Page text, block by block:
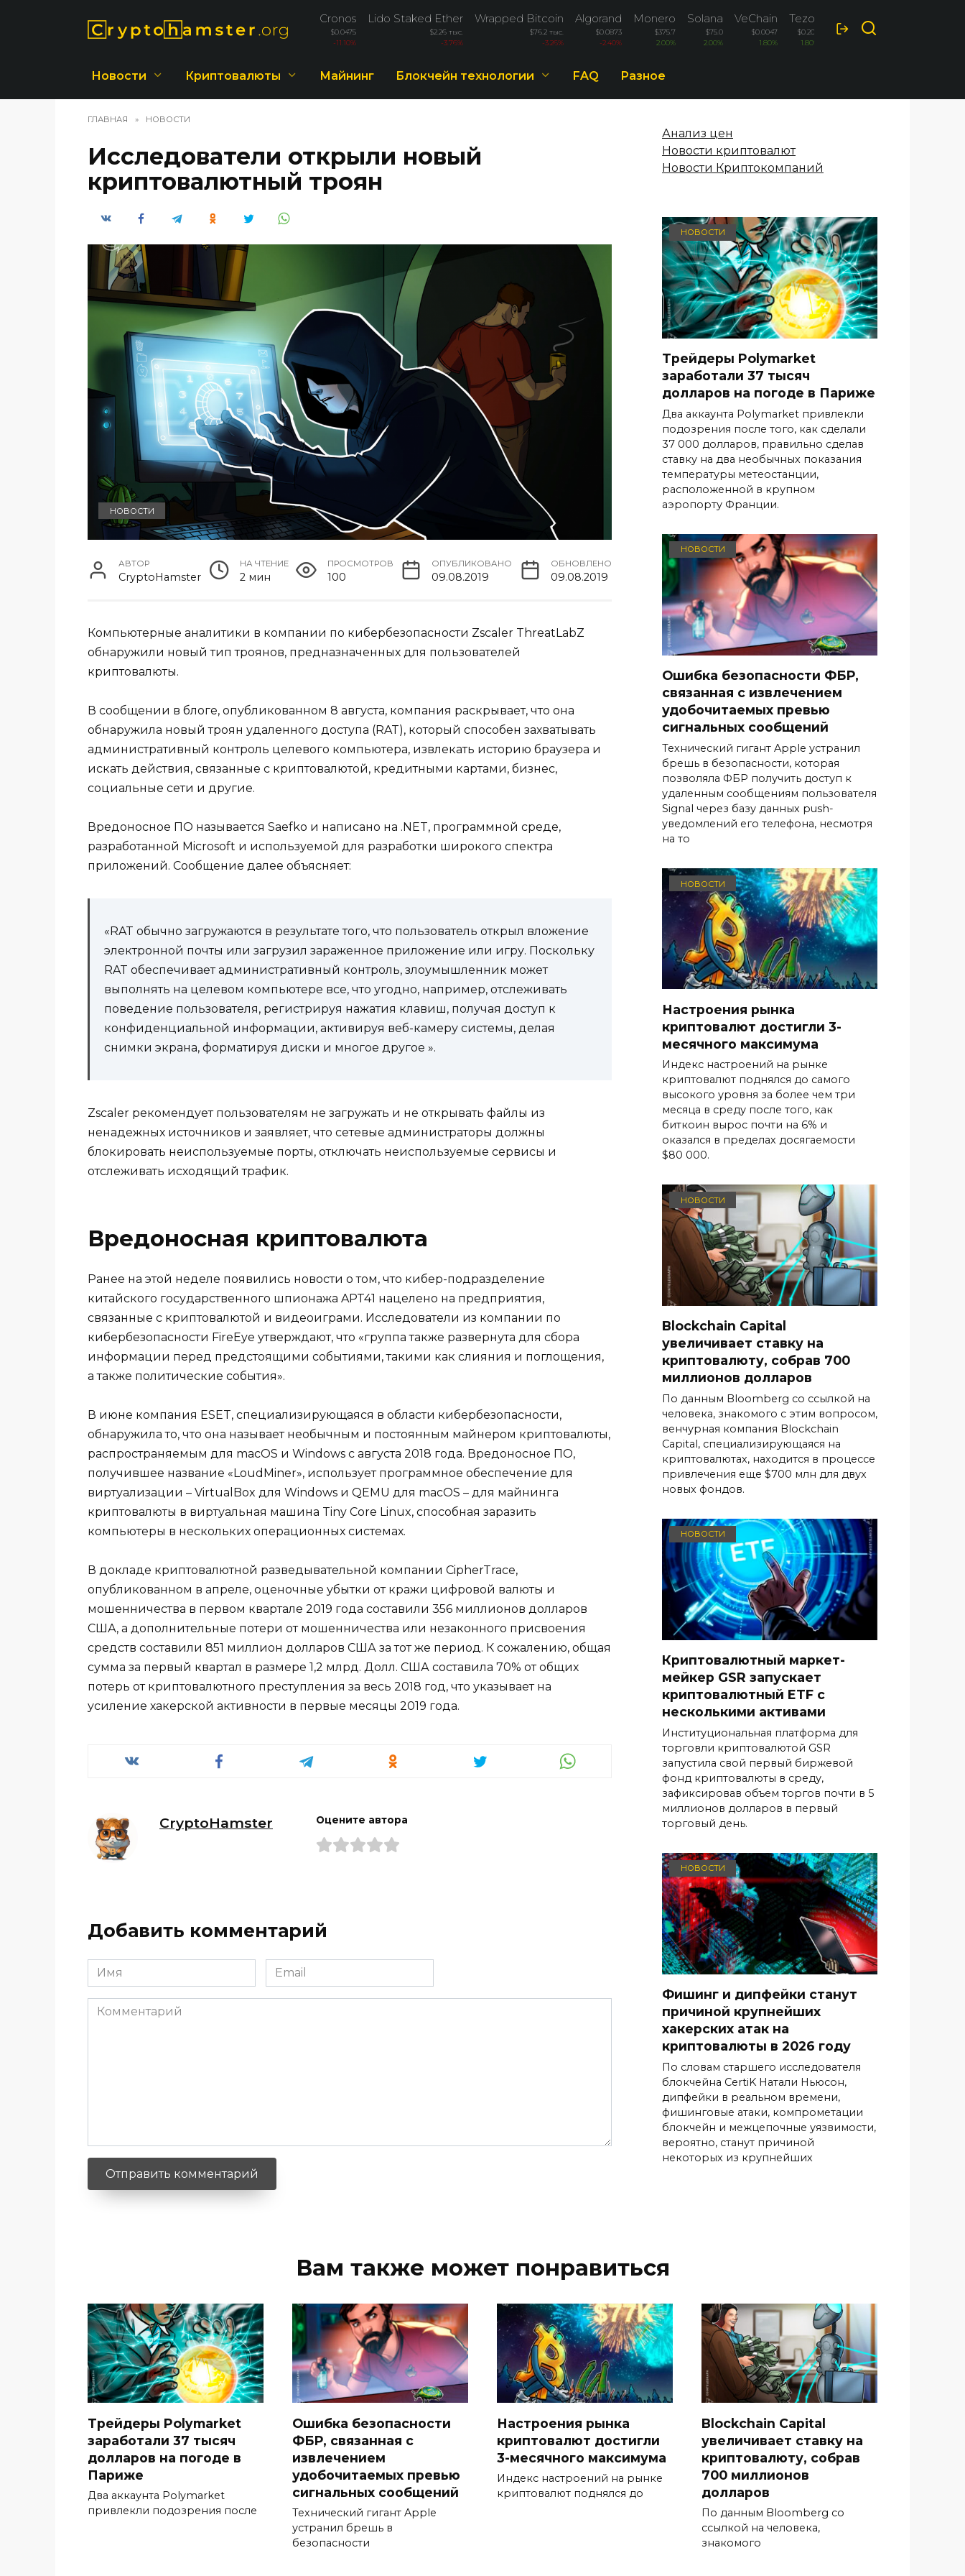
Cronos
$0.0475
-11.10%
Lido Staked Ether
$2.26 тыс.
-3.76%
Wrapped Bitcoin
$76.2 тыс.
-3.26%
Algorand
$0.0873
-2.40%
Monero
$375.7
2.00%
Solana
$75.0
2.00%
VeChain
$0.0047
1.80%
Tezos
$0.204
1.80%
Новости Криптовалюты Майнинг Блокчейн технологии FAQ Разное
ГЛАВНАЯ » НОВОСТИ
Исследователи открыли новый
криптовалютный троян
НОВОСТИ
АВТОР
CryptoHamster
НА ЧТЕНИЕ
2 мин
ПРОСМОТРОВ
100
ОПУБЛИКОВАНО
09.08.2019
ОБНОВЛЕНО
09.08.2019
Компьютерные аналитики в компании по кибербезопасности Zscaler ThreatLabZ
обнаружили новый тип троянов, предназначенных для пользователей
криптовалюты.
В сообщении в блоге, опубликованном 8 августа, компания раскрывает, что она
обнаружила новый троян удаленного доступа (RAT), который способен захватывать
административный контроль целевого компьютера, извлекать историю браузера и
искать действия, связанные с криптовалютой, кредитными картами, бизнес,
социальные сети и другие.
Вредоносное ПО называется Saefko и написано на .NET, программной среде,
разработанной Microsoft и используемой для разработки широкого спектра
приложений. Сообщение далее объясняет:
«RAT обычно загружаются в результате того, что пользователь открыл вложение
электронной почты или загрузил зараженное приложение или игру. Поскольку
RAT обеспечивает административный контроль, злоумышленник может
выполнять на целевом компьютере все, что угодно, например, отслеживать
поведение пользователя, регистрируя нажатия клавиш, получая доступ к
конфиденциальной информации, активируя веб-камеру системы, делая
снимки экрана, форматируя диски и многое другое ».
Zscaler рекомендует пользователям не загружать и не открывать файлы из
ненадежных источников и заявляет, что сетевые администраторы должны
блокировать неиспользуемые порты, отключать неиспользуемые сервисы и
отслеживать исходящий трафик.
Вредоносная криптовалюта
Ранее на этой неделе появились новости о том, что кибер-подразделение
китайского государственного шпионажа APT41 нацелено на предприятия,
связанные с криптовалютой и видеоиграми. Исследователи из компании по
кибербезопасности FireEye утверждают, что «группа также развернута для сбора
информации перед предстоящими событиями, такими как слияния и поглощения,
а также политические события».
В июне компания ESET, специализирующаяся в области кибербезопасности,
обнаружила то, что она называет необычным и постоянным майнером криптовалюты,
распространяемым для macOS и Windows с августа 2018 года. Вредоносное ПО,
получившее название «LoudMiner», использует программное обеспечение для
виртуализации – VirtualBox для Windows и QEMU для macOS – для майнинга
криптовалюты в виртуальная машина Tiny Core Linux, способная заразить
компьютеры в нескольких операционных системах.
В докладе криптовалютной разведывательной компании CipherTrace,
опубликованном в апреле, оценочные убытки от кражи цифровой валюты и
мошенничества в первом квартале 2019 года составили 356 миллионов долларов
США, а дополнительные потери от мошенничества или незаконного присвоения
средств составили 851 миллион долларов США за тот же период. К сожалению, общая
сумма за первый квартал в размере 1,2 млрд. Долл. США составила 70% от общих
потерь от криптовалютного преступления за весь 2018 год, что указывает на
усиление хакерской активности в первые месяцы 2019 года.
CryptoHamster Оцените автора
Добавить комментарий
Имя
*
Email
*
Комментарий
Анализ цен
Новости криптовалют
Новости Криптокомпаний
НОВОСТИ
Трейдеры Polymarket
заработали 37 тысяч
долларов на погоде в Париже
Два аккаунта Polymarket привлекли
подозрения после того, как сделали
37 000 долларов, правильно сделав
ставку на два необычных показания
температуры метеостанции,
расположенной в крупном
аэропорту Франции.
НОВОСТИ
Ошибка безопасности ФБР,
связанная с извлечением
удобочитаемых превью
сигнальных сообщений
Технический гигант Apple устранил
брешь в безопасности, которая
позволяла ФБР получить доступ к
удаленным сообщениям пользователя
Signal через базу данных push-
уведомлений его телефона, несмотря
на то
НОВОСТИ
Настроения рынка
криптовалют достигли 3-
месячного максимума
Индекс настроений на рынке
криптовалют поднялся до самого
высокого уровня за более чем три
месяца в среду после того, как
биткоин вырос почти на 6% и
оказался в пределах досягаемости
$80 000.
НОВОСТИ
Blockchain Capital
увеличивает ставку на
криптовалюту, собрав 700
миллионов долларов
По данным Bloomberg со ссылкой на
человека, знакомого с этим вопросом,
венчурная компания Blockchain
Capital, специализирующаяся на
криптовалютах, находится в процессе
привлечения еще $700 млн для двух
новых фондов.
НОВОСТИ
Криптовалютный маркет-
мейкер GSR запускает
криптовалютный ETF с
несколькими активами
Институциональная платформа для
торговли криптовалютой GSR
запустила свой первый биржевой
фонд криптовалюты в среду,
зафиксировав объем торгов почти в 5
миллионов долларов в первый
торговый день.
НОВОСТИ
Фишинг и дипфейки станут
причиной крупнейших
хакерских атак на
криптовалюты в 2026 году
По словам старшего исследователя
блокчейна CertiK Натали Ньюсон,
дипфейки в реальном времени,
фишинговые атаки, компрометации
блокчейн и межцепочные уязвимости,
вероятно, станут причиной
некоторых из крупнейших
Вам также может понравиться
Трейдеры Polymarket
заработали 37 тысяч
долларов на погоде в
Париже
Два аккаунта Polymarket
привлекли подозрения после
Ошибка безопасности
ФБР, связанная с
извлечением
удобочитаемых превью
сигнальных сообщений
Технический гигант Apple
устранил брешь в
безопасности
Настроения рынка
криптовалют достигли
3-месячного максимума
Индекс настроений на рынке
криптовалют поднялся до
Blockchain Capital
увеличивает ставку на
криптовалюту, собрав
700 миллионов
долларов
По данным Bloomberg со
ссылкой на человека,
знакомого